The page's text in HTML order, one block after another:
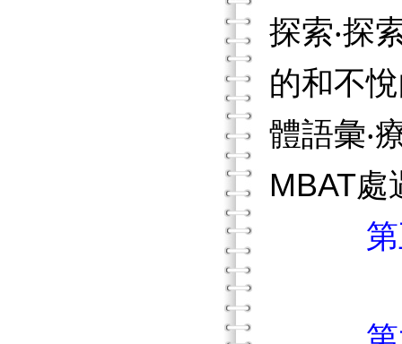
探索‧探
的和不
體語彙‧
MBAT處